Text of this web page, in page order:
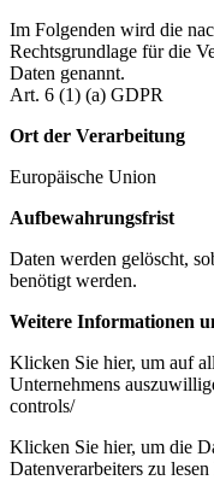
Im Folgenden wird die
Rechtsgrundlage für die
Daten genannt.
Art. 6 (1) (a) GDPR
Ort der Verarbeitung
Europäische Union
Aufbewahrungsfrist
Daten werden gelöscht,
benötigt werden.
Weitere Informationen
Klicken Sie hier, um auf
Unternehmens
controls/
Klicken Sie hier, um die
Datenverarbeiters zu